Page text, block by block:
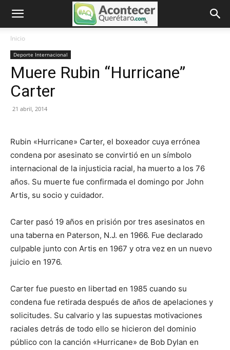
Inicio
Deporte Internacional
Muere Rubin “Hurricane”
Carter
21 abril, 2014
Rubin «Hurricane» Carter, el boxeador cuya errónea
condena por asesinato se convirtió en un símbolo
internacional de la injusticia racial, ha muerto a los 76
años. Su muerte fue confirmada el domingo por John
Artis, su socio y cuidador.
Carter pasó 19 años en prisión por tres asesinatos en
una taberna en Paterson, N.J. en 1966. Fue declarado
culpable junto con Artis en 1967 y otra vez en un nuevo
juicio en 1976.
Carter fue puesto en libertad en 1985 cuando su
condena fue retirada después de años de apelaciones y
solicitudes. Su calvario y las supuestas motivaciones
raciales detrás de todo ello se hicieron del dominio
público con la canción «Hurricane» de Bob Dylan en